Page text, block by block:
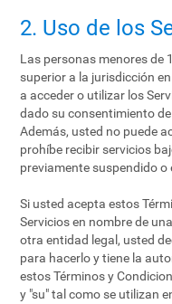
2. Uso de los
Las personas menores de
superior a la jurisdicción
a acceder o utilizar los
dado su consentimiento
Además, usted no puede
prohíbe recibir servicios
previamente suspendido o
Si usted acepta estos
Servicios en nombre de
otra entidad legal, usted
para hacerlo y tiene la
estos Términos y
y "su" tal como se utilizan